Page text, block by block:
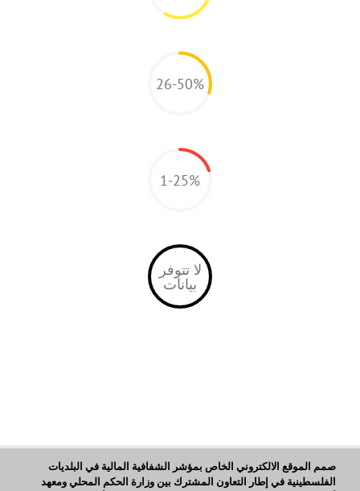
26-50%
1-25%
لا تتوفر
بيانات
صمم الموقع الالكتروني الخاص بمؤشر الشفافية المالية في البلديات
الفلسطينية في إطار التعاون المشترك بين وزارة الحكم المحلي ومعهد